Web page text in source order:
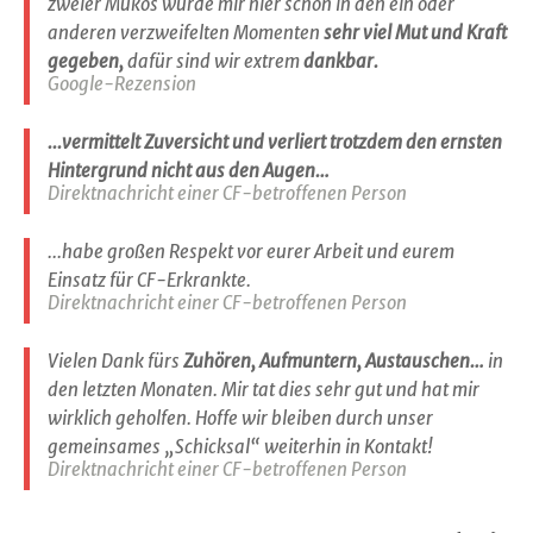
anderen verzweifelten Momenten sehr viel Mut und Kraft
gegeben,dafür sind wir extremdankbar.
Google-Rezension
...vermittelt Zuversicht und verliert trotzdem den ernsten
Hintergrund nicht aus den Augen…
Direktnachricht einer CF-betroffenen Person
...habe großen Respekt vor eurer Arbeit und eurem
Einsatz für CF-Erkrankte.
Direktnachricht einer CF-betroffenen Person
Vielen Dank fürs Zuhören, Aufmuntern, Austauschen… in
den letzten Monaten. Mir tat dies sehr gut und hat mir
wirklich geholfen. Hoffe wir bleiben durch unser
gemeinsames „Schicksal“ weiterhin in Kontakt!
Direktnachricht einer CF-betroffenen Person